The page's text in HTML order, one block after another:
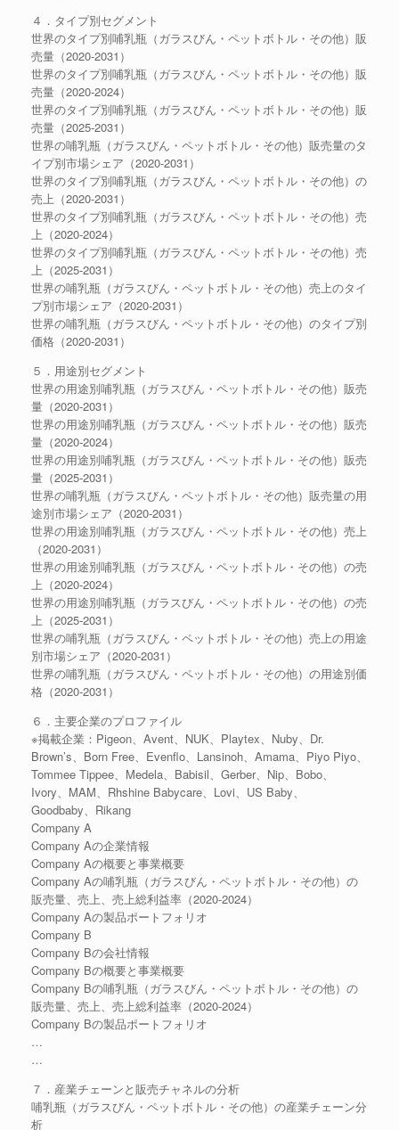
４．タイプ別セグメント
世界のタイプ別哺乳瓶（ガラスびん・ペットボトル・その他）販
売量（2020-2031）
世界のタイプ別哺乳瓶（ガラスびん・ペットボトル・その他）販
売量（2020-2024）
世界のタイプ別哺乳瓶（ガラスびん・ペットボトル・その他）販
売量（2025-2031）
世界の哺乳瓶（ガラスびん・ペットボトル・その他）販売量のタ
イプ別市場シェア（2020-2031）
世界のタイプ別哺乳瓶（ガラスびん・ペットボトル・その他）の
売上（2020-2031）
世界のタイプ別哺乳瓶（ガラスびん・ペットボトル・その他）売
上（2020-2024）
世界のタイプ別哺乳瓶（ガラスびん・ペットボトル・その他）売
上（2025-2031）
世界の哺乳瓶（ガラスびん・ペットボトル・その他）売上のタイ
プ別市場シェア（2020-2031）
世界の哺乳瓶（ガラスびん・ペットボトル・その他）のタイプ別
価格（2020-2031）
５．用途別セグメント
世界の用途別哺乳瓶（ガラスびん・ペットボトル・その他）販売
量（2020-2031）
世界の用途別哺乳瓶（ガラスびん・ペットボトル・その他）販売
量（2020-2024）
世界の用途別哺乳瓶（ガラスびん・ペットボトル・その他）販売
量（2025-2031）
世界の哺乳瓶（ガラスびん・ペットボトル・その他）販売量の用
途別市場シェア（2020-2031）
世界の用途別哺乳瓶（ガラスびん・ペットボトル・その他）売上
（2020-2031）
世界の用途別哺乳瓶（ガラスびん・ペットボトル・その他）の売
上（2020-2024）
世界の用途別哺乳瓶（ガラスびん・ペットボトル・その他）の売
上（2025-2031）
世界の哺乳瓶（ガラスびん・ペットボトル・その他）売上の用途
別市場シェア（2020-2031）
世界の哺乳瓶（ガラスびん・ペットボトル・その他）の用途別価
格（2020-2031）
６．主要企業のプロファイル
※掲載企業：Pigeon、Avent、NUK、Playtex、Nuby、Dr.
Brown’s、Born Free、Evenflo、Lansinoh、Amama、Piyo Piyo、
Tommee Tippee、Medela、Babisil、Gerber、Nip、Bobo、
Ivory、MAM、Rhshine Babycare、Lovi、US Baby、
Goodbaby、Rikang
Company A
Company Aの企業情報
Company Aの概要と事業概要
Company Aの哺乳瓶（ガラスびん・ペットボトル・その他）の
販売量、売上、売上総利益率（2020-2024）
Company Aの製品ポートフォリオ
Company B
Company Bの会社情報
Company Bの概要と事業概要
Company Bの哺乳瓶（ガラスびん・ペットボトル・その他）の
販売量、売上、売上総利益率（2020-2024）
Company Bの製品ポートフォリオ
…
…
７．産業チェーンと販売チャネルの分析
哺乳瓶（ガラスびん・ペットボトル・その他）の産業チェーン分
析